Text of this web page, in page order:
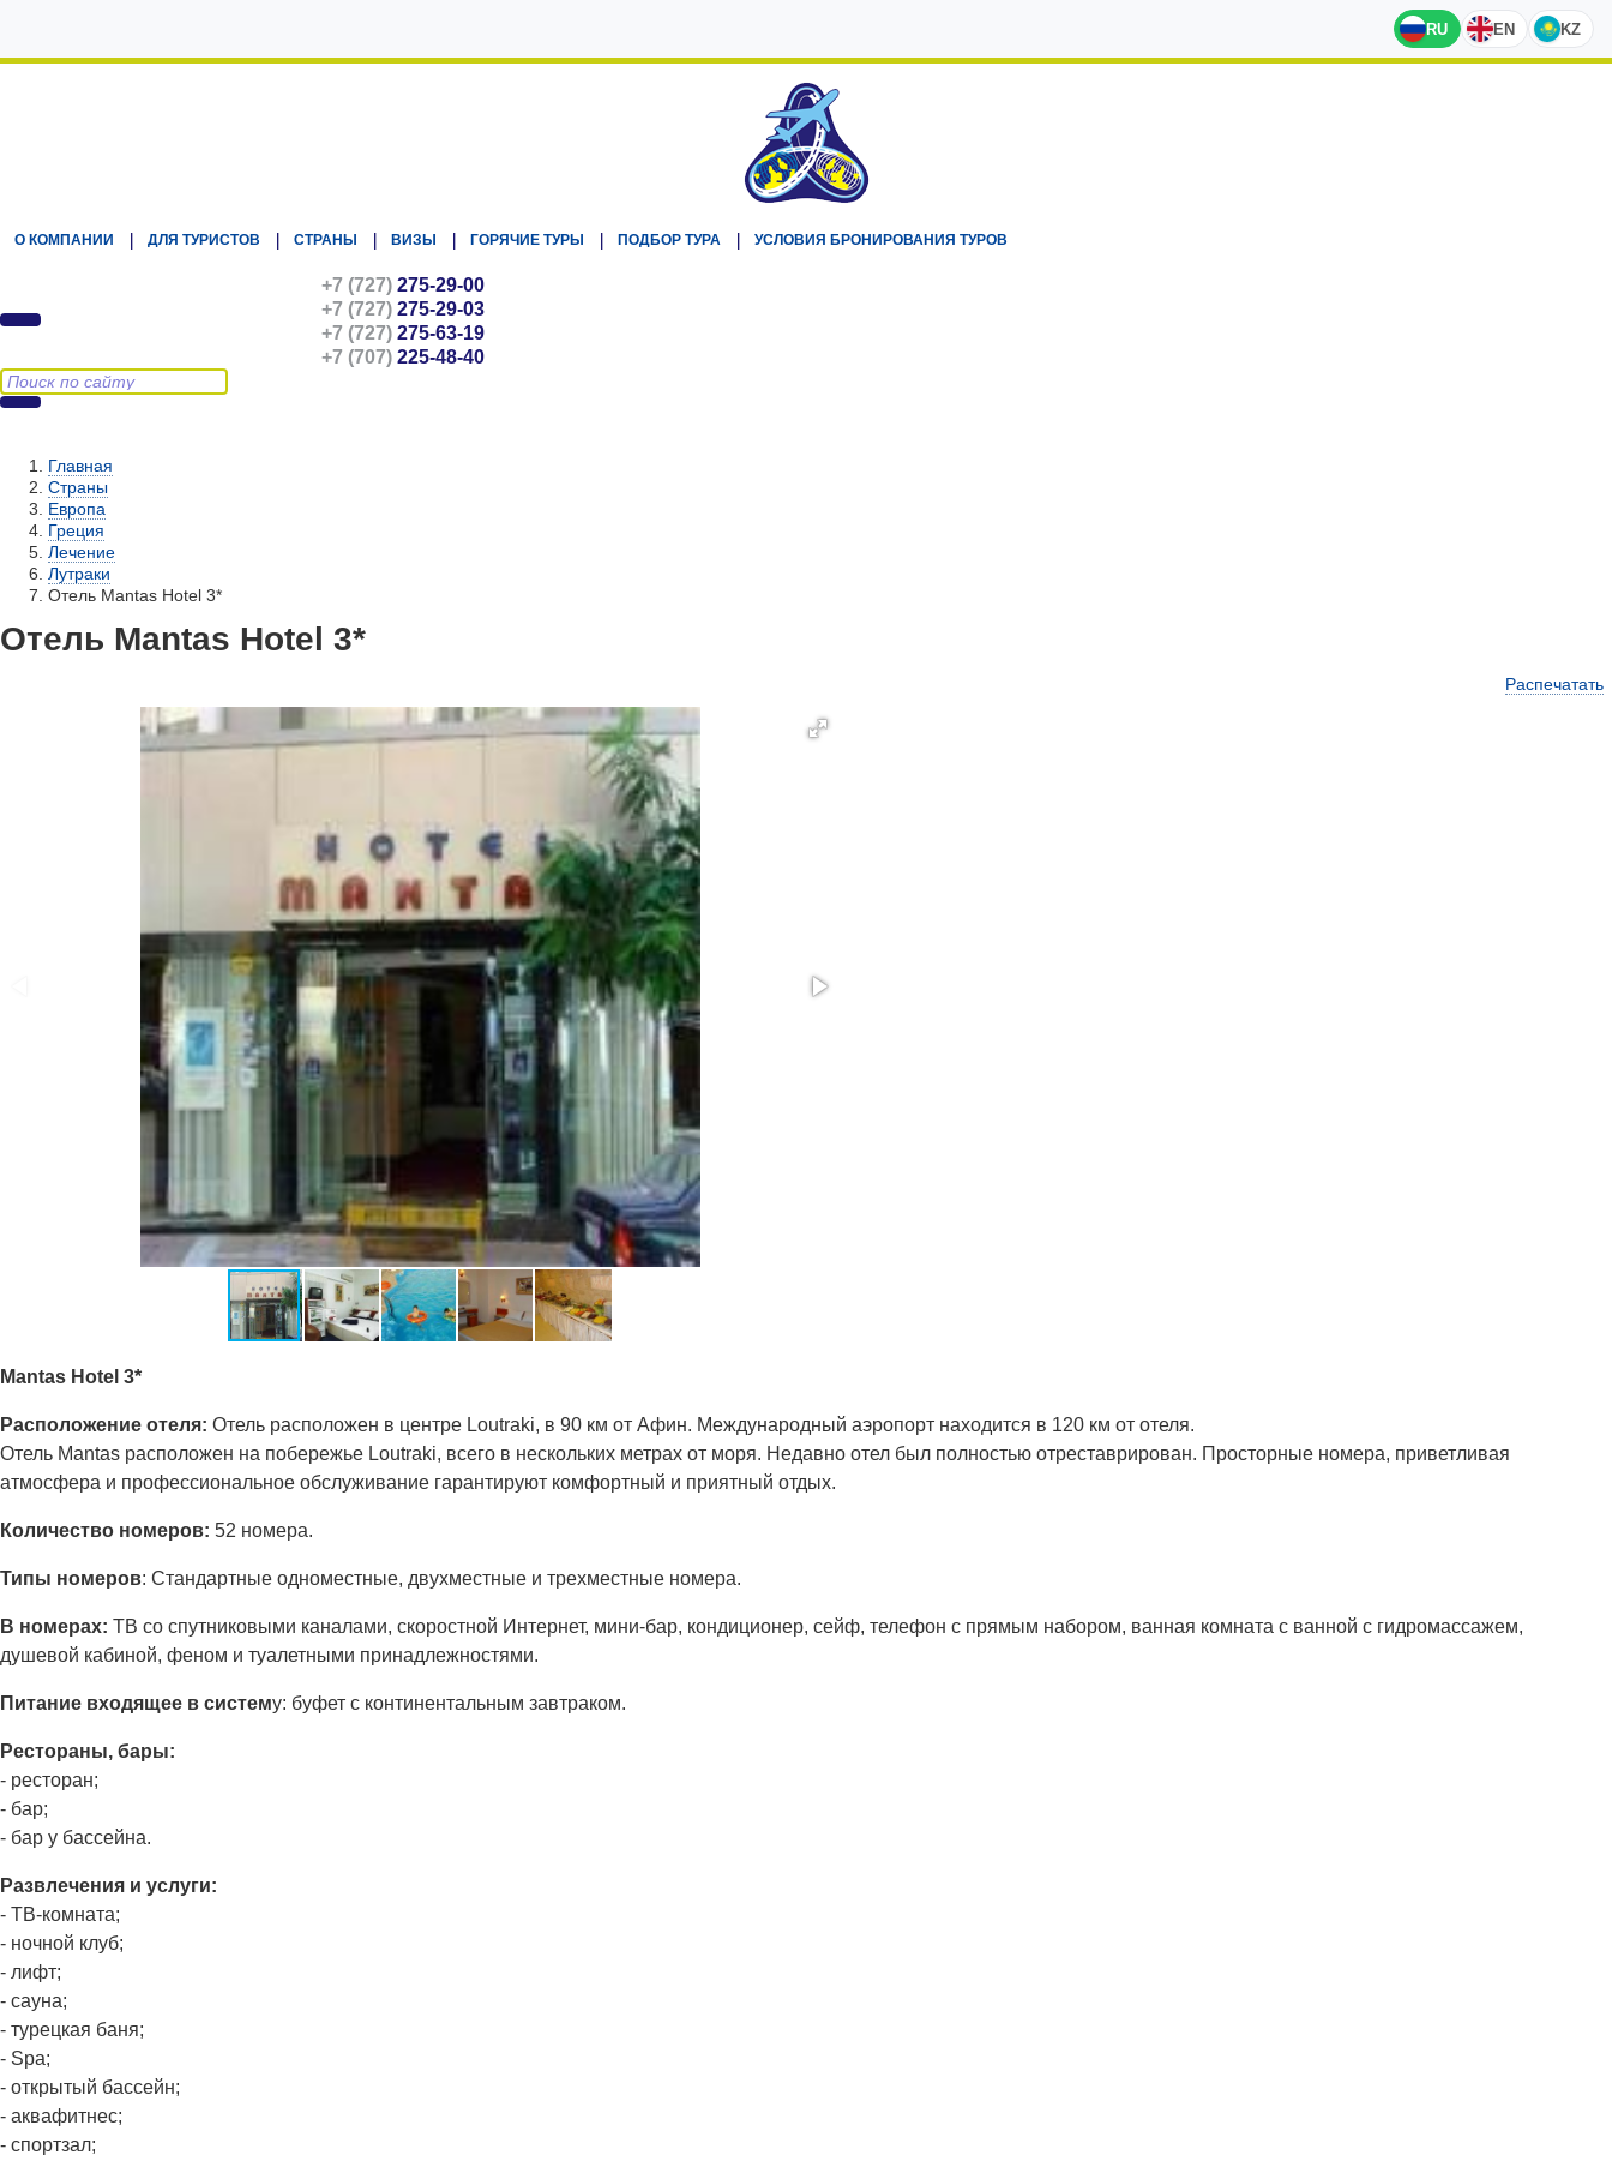
RU EN KZ
О КОМПАНИИ ДЛЯ ТУРИСТОВ СТРАНЫ ВИЗЫ ГОРЯЧИЕ ТУРЫ ПОДБОР ТУРА УСЛОВИЯ БРОНИРОВАНИЯ ТУРОВ
+7 (727) 275-29-00
+7 (727) 275-29-03
+7 (727) 275-63-19
+7 (707) 225-48-40
Главная
Страны
Европа
Греция
Лечение
Лутраки
Отель Mantas Hotel 3*
Отель Mantas Hotel 3*
Распечатать
Mantas Hotel 3*
Расположение отеля: Отель расположен в центре Loutraki, в 90 км от Афин. Международный аэропорт находится в 120 км от отеля.
Отель Mantas расположен на побережье Loutraki, всего в нескольких метрах от моря. Недавно отел был полностью отреставрирован. Просторные номера, приветливая
атмосфера и профессиональное обслуживание гарантируют комфортный и приятный отдых.
Количество номеров: 52 номера.
Типы номеров: Стандартные одноместные, двухместные и трехместные номера.
В номерах: ТВ со спутниковыми каналами, скоростной Интернет, мини-бар, кондиционер, сейф, телефон с прямым набором, ванная комната с ванной с гидромассажем,
душевой кабиной, феном и туалетными принадлежностями.
Питание входящее в систему: буфет с континентальным завтраком.
Рестораны, бары:
- ресторан;
- бар;
- бар у бассейна.
Развлечения и услуги:
- ТВ-комната;
- ночной клуб;
- лифт;
- сауна;
- турецкая баня;
- Spa;
- открытый бассейн;
- аквафитнес;
- спортзал;